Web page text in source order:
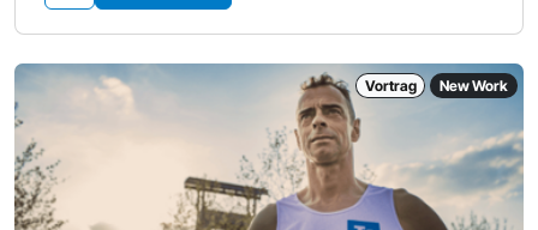
Vortrag New Work